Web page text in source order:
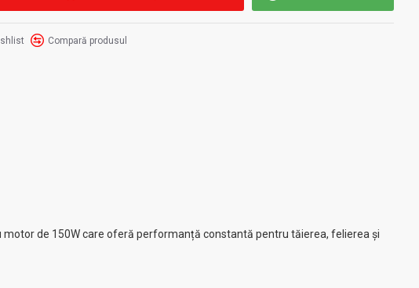
Compară produsul
de 150W care oferă performanță constantă pentru tăierea, felierea și